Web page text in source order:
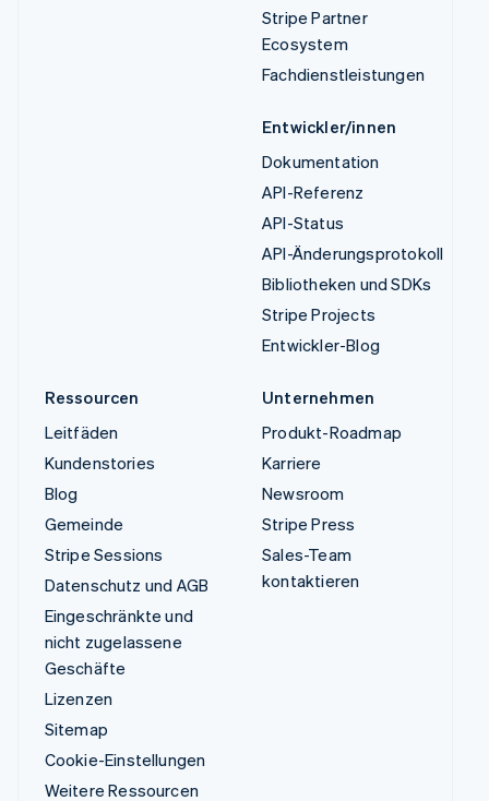
Stripe Partner
Ecosystem
Fachdienstleistungen
Entwickler/innen
Dokumentation
API-Referenz
API-Status
API-Änderungsprotokoll
Bibliotheken und SDKs
Stripe Projects
Entwickler-Blog
Ressourcen
Leitfäden
Kundenstories
Blog
Gemeinde
Stripe Sessions
Datenschutz und AGB
Eingeschränkte und
nicht zugelassene
Geschäfte
Lizenzen
Sitemap
Cookie-Einstellungen
Weitere Ressourcen
Unternehmen
Produkt-Roadmap
Karriere
Newsroom
Stripe Press
Sales-Team
kontaktieren